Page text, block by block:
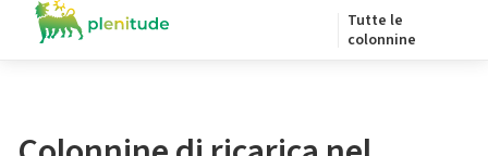
Tutte le
colonnine